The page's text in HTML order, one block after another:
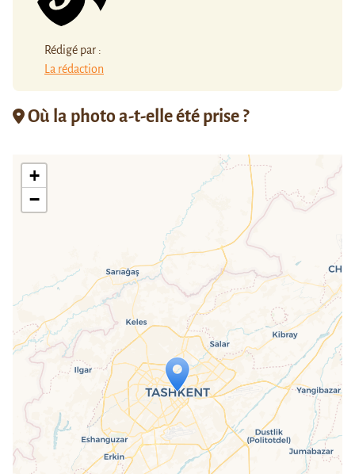
Rédigé par :
La rédaction
Où la photo a-t-elle été prise ?
Travelers' Map is loading...
If you see this after your page is
loaded completely, leafletJS files are
missing.
+
−